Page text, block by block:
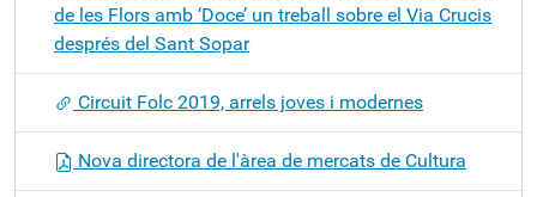
de les Flors amb ‘Doce’ un treball sobre el Via Crucis
després del Sant Sopar
Circuit Folc 2019, arrels joves i modernes
Nova directora de l'àrea de mercats de Cultura